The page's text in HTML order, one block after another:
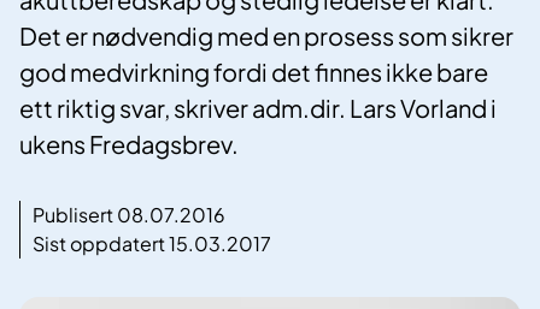
Det er nødvendig med en prosess som sikrer
god medvirkning fordi det finnes ikke bare
ett riktig svar, skriver adm.dir. Lars Vorland i
ukens Fredagsbrev.
Publisert 08.07.2016
Sist oppdatert 15.03.2017